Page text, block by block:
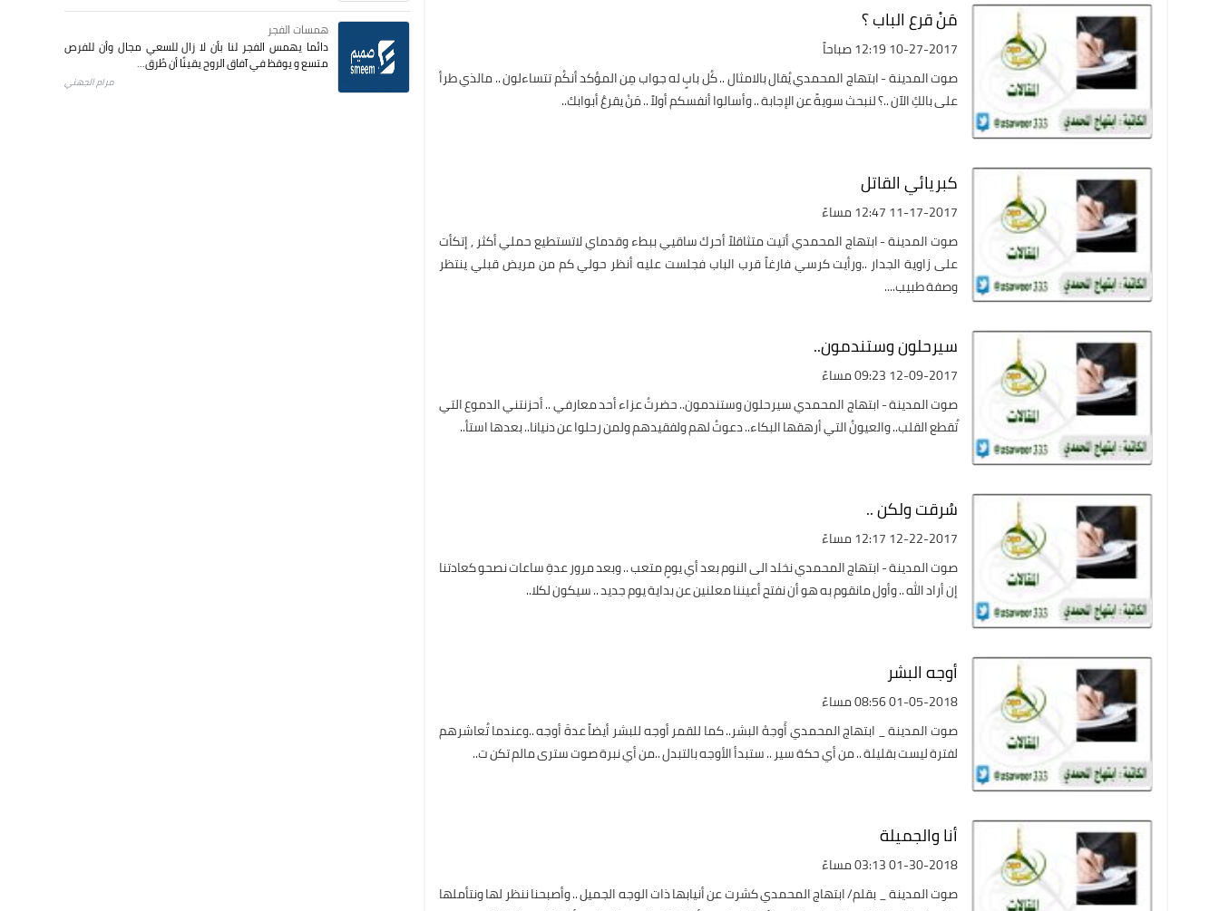
مَنْ قرع الباب ؟
10-27-2017 12:19 صباحاً
صوت المدينة - ابتهاج المحمدي يُقال بالامثال .. كُل بابٍ له جواب مِن المؤكد أنكُم تتساءلون .. مالذي طرأ
على بالكِ الآن ..؟ لنبحث سويةً عن الإجابة .. وأسالوا أنفسكم أولاً .. مَنْ يقرعُ أبوابك..
كبريائي القاتل
11-17-2017 12:47 مساءً
صوت المدينة - ابتهاج المحمدي أتيت متثاقلاً أحرك ساقيي ببطء وقدماي لاتستطيع حملي أكثر , إتكأت
على زاوية الجدار ..ورأيت كرسي فارغاً قرب الباب فجلست عليه أنظر حولي كم من مريض قبلي ينتظر
وصفة طبيب....
سيرحلون وستندمون..
12-09-2017 09:23 مساءً
صوت المدينة - ابتهاج المحمدي سيرحلون وستندمون.. حضرتُ عزاء أحد معارفي .. أحزنتني الدموع التي
ُتقطع القلب.. والعيونُ التي أرهقها البكاء.. دعوتُ لهم ولفقيدهم ولمن رحلوا عن دنيانا.. بعدها استأ..
سُرقت ولكن ..
12-22-2017 12:17 مساءً
صوت المدينة - ابتهاج المحمدي نخلد الى النوم بعد أي يومٍ متعب .. وبعد مرور عدةِ ساعات نصحو كعادتنا
إن أراد الله .. وأول مانقوم به هو أن نفتح أعيننا معلنين عن بداية يوم جديد .. سيكون لكلا..
أوجه البشر
01-05-2018 08:56 مساءً
صوت المدينة _ ابتهاج المحمدي أَوجهْ البشر.. كما للقمر أوجه للبشر أيضاً عدةَ أوجه ..وعندما تُعاشرهم
لفترة ليست بقليلة .. من أي حكة سير .. ستبدأ الأوجه بالتبدل ..من أي نبرة صوت سترى مالم تكن ت..
أنا والجميلة
01-30-2018 03:13 مساءً
صوت المدينة _ بقلم/ ابتهاج المحمدي كشرت عن أنيابها ذات الوجه الجميل .. وأصبحنا ننظر لها ونتأملها
همسات الفجر
دائما يهمس الفجر لنا بأن لا زال للسعي مجال وأن للفرص
متسع و يوقظ في آفاق الروح يقينًا أن طُرق...
مرام الجهني